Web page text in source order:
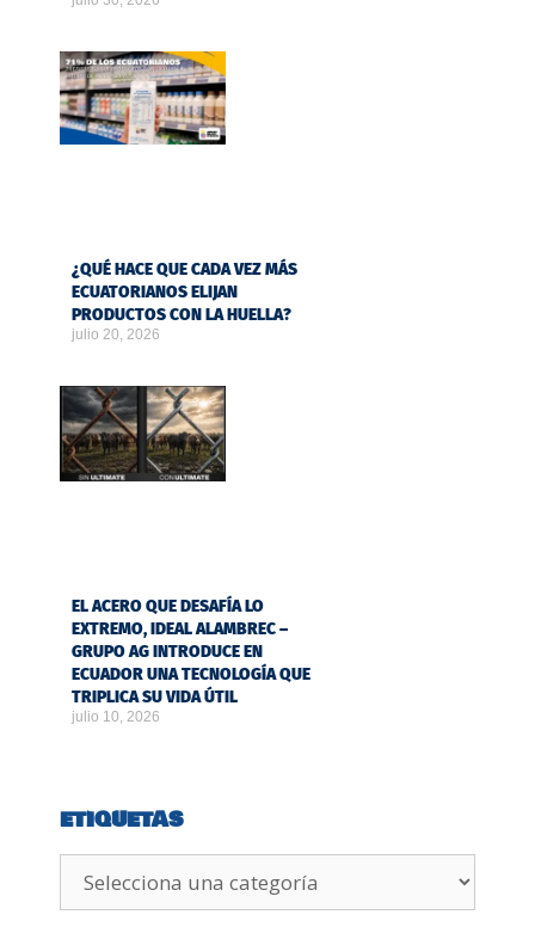
¿QUÉ HACE QUE CADA VEZ MÁS
ECUATORIANOS ELIJAN
PRODUCTOS CON LA HUELLA?
julio 20, 2026
EL ACERO QUE DESAFÍA LO
EXTREMO, IDEAL ALAMBREC –
GRUPO AG INTRODUCE EN
ECUADOR UNA TECNOLOGÍA QUE
TRIPLICA SU VIDA ÚTIL
julio 10, 2026
ETIQUETAS